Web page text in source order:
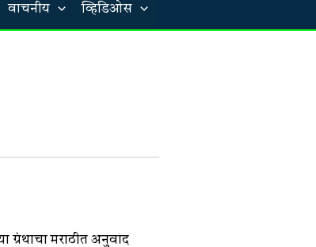
वाचनीय व्हिडिओस
ग्रंथाचा मराठीत अनुवाद